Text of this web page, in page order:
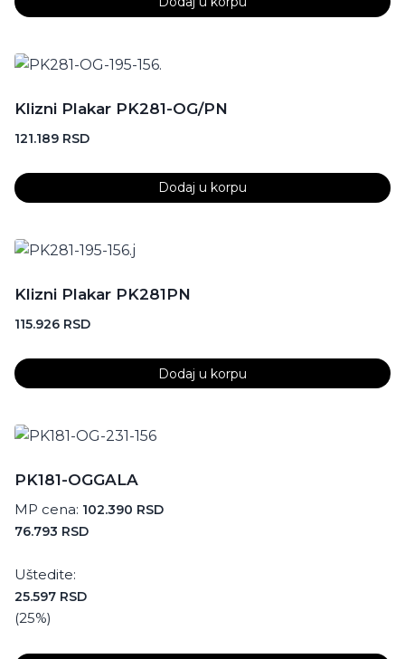
Klizni Plakar PK281-OG/PN
121.189 RSD
Dodaj u korpu
Klizni Plakar PK281PN
115.926 RSD
Dodaj u korpu
PK181-OGGALA
MP cena: 102.390 RSD
76.793 RSD
Uštedite:
25.597 RSD
(25%)